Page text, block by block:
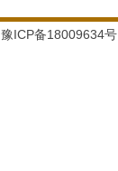
豫ICP备18009634号